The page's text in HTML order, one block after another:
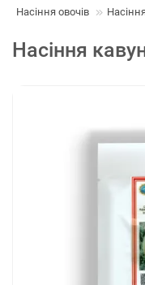
Насіння овочів
Насіння